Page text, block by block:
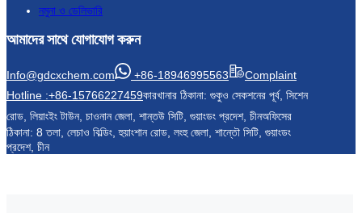
নমুনা ও ডেলিভারি
আমাদের সাথে যোগাযোগ করুন
Info@gdcxchem.com +86-18946995563
Complaint
Hotline :+86-15766227459কারখানার ঠিকানা: গুকুও সেকশনের পূর্ব, সিশেন
রোড, লিয়াংইং টাউন, চাওনান জেলা, শান্তউ সিটি, গুয়াংডং প্রদেশ, চীনঅফিসের
ঠিকানা: 8 তলা, লেচাও বিল্ডিং, হুয়াংশান রোড, লংহু জেলা, শান্তৌ সিটি, গুয়াংডং
প্রদেশ, চীন